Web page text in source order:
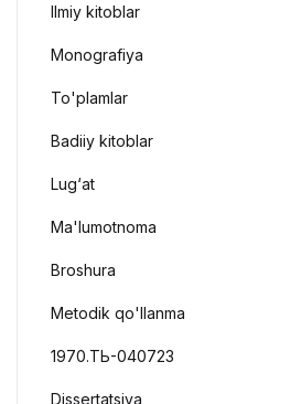
Ilmiy kitoblar
Monografiya
To'plamlar
Badiiy kitoblar
Lug‘at
Ma'lumotnoma
Broshura
Metodik qo'llanma
1970.ТЬ-040723
Dissertatsiya